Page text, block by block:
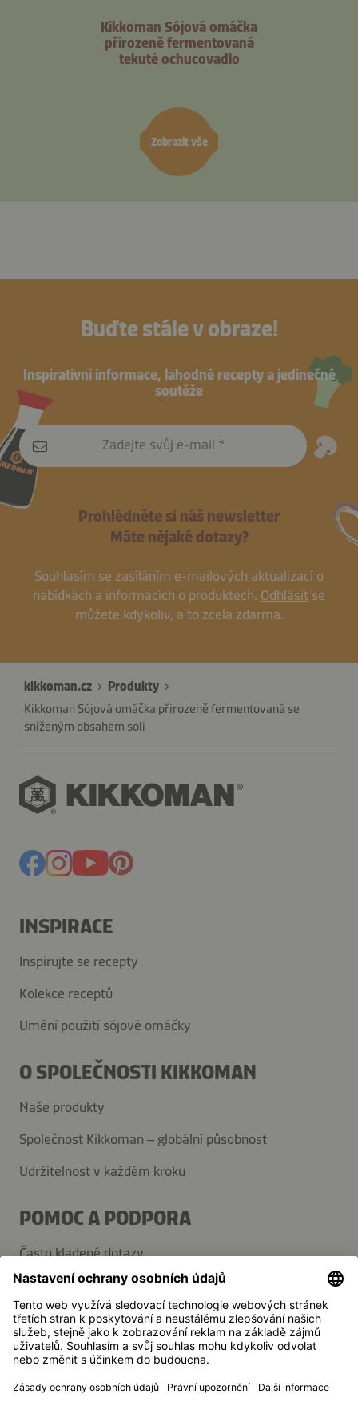
Zobrazit vše
Kikkoman Sójová omáčka
přirozeně fermentovaná
tekuté ochucovadlo
Buďte stále v obraze!
Inspirativní informace, lahodné recepty a jedinečné
soutěže
Zadejte svůj e-mail
Prohlédněte si náš newsletter
Máte nějaké dotazy?
Souhlasím se zasíláním e-mailových aktualizací o
nabídkách a informacích o produktech. Odhlásit se
můžete kdykoliv, a to zcela zdarma.
kikkoman.cz
Produkty
Kikkoman Sójová omáčka přirozeně fermentovaná se
sníženým obsahem soli
INSPIRACE
Inspirujte se recepty
Kolekce receptů
Umění použití sójové omáčky
O SPOLEČNOSTI KIKKOMAN
Naše produkty
Společnost Kikkoman – globální působnost
Udržitelnost v každém kroku
POMOC A PODPORA
Často kladené dotazy
Kontaktujte nás
Přihlaste se k odběru novinek
Média